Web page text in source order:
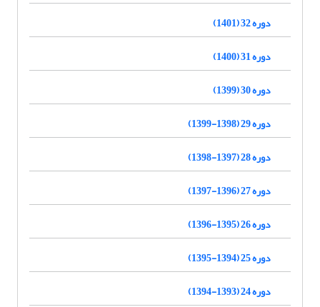
دوره 32 (1401)
دوره 31 (1400)
دوره 30 (1399)
دوره 29 (1398-1399)
دوره 28 (1397-1398)
دوره 27 (1396-1397)
دوره 26 (1395-1396)
دوره 25 (1394-1395)
دوره 24 (1393-1394)